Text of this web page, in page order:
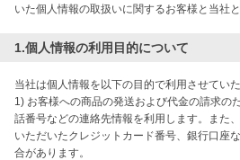
1.個人情報の利用目的について
当社は個人情報を以下の目的で利用させていた
1) お客様への商品の発送および代金の請求の
話番号などの連絡先情報を利用します。また
いただいたクレジットカード番号、銀行口座
合があります。